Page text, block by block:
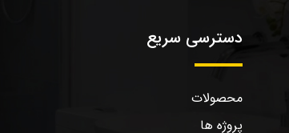
دسترسی سریع
محصولات
پروژه ها